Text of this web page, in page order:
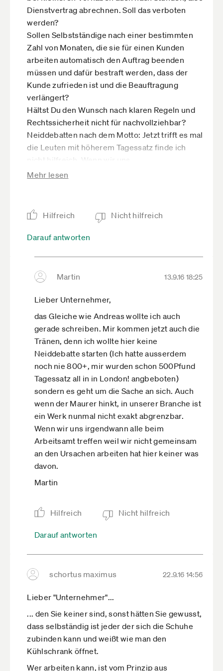
einfach nicht selbständig, sondern
scheinselbständig.
Dienstvertrag abrechnen. Soll das verboten
werden?
Sollen Selbstständige nach einer bestimmten
Zahl von Monaten, die sie für einen Kunden
arbeiten automatisch den Auftrag beenden
müssen und dafür bestraft werden, dass der
Kunde zufrieden ist und die Beauftragung
verlängert?
Hältst Du den Wunsch nach klaren Regeln und
Rechtssicherheit nicht für nachvollziehbar?
Neiddebatten nach dem Motto: Jetzt trifft es mal
die Leuten mit höherem Tagessatz finde ich
nicht hilfreich. Wenn wir uns
auseinanderdividieren lassen, haben wir
Mehr lesen
Hilfreich Nicht hilfreich
Darauf antworten
Martin 13.9.16 18:25
Lieber Unternehmer,
das Gleiche wie Andreas wollte ich auch
gerade schreiben. Mir kommen jetzt auch die
Tränen, denn ich wollte hier keine
Neiddebatte starten (Ich hatte ausserdem
noch nie 800+, mir wurden schon 500Pfund
Tagessatz all in in London! angbeboten)
sondern es geht um die Sache an sich. Auch
wenn der Maurer hinkt, in unserer Branche ist
ein Werk nunmal nicht exakt abgrenzbar.
Wenn wir uns irgendwann alle beim
Arbeitsamt treffen weil wir nicht gemeinsam
an den Ursachen arbeiten hat hier keiner was
davon.
Martin
Hilfreich Nicht hilfreich
Darauf antworten
schortus maximus 22.9.16 14:56
Lieber "Unternehmer"...
... den Sie keiner sind, sonst hätten Sie gewusst,
dass selbständig ist jeder der sich die Schuhe
zubinden kann und weißt wie man den
Kühlschrank öffnet.
Wer arbeiten kann, ist vom Prinzip aus